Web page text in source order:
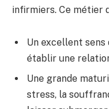
infirmiers. Ce métier
Un excellent sens
établir une
Une grande
stress, la